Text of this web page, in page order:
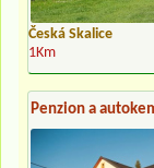
Česká Skalice
1Km
Penzion a